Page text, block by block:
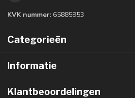
KVK nummer: 65885953
Categorieën
Informatie
Klantbeoordelingen